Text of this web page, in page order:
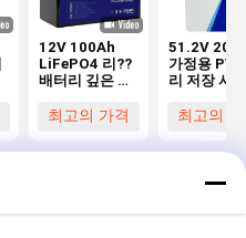
12V 100Ah
LiFePO4 리??
배터리 깊은 사
지 밀도를 방출
최고의 가격
51.2V
가정용 PV
리 저장 시
전 가정용
최고의